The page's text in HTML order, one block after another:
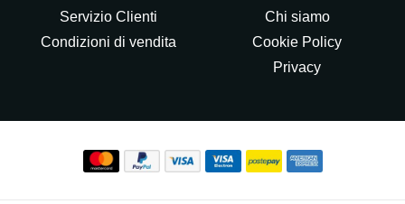
Servizio Clienti
Condizioni di vendita
Chi siamo
Cookie Policy
Privacy